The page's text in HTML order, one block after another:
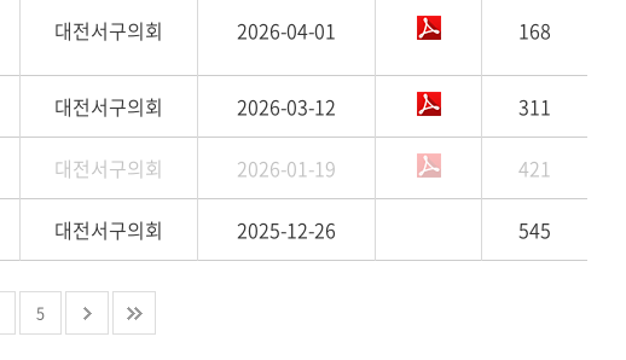
대전서구의회 2026-04-01 168
대전서구의회 2026-03-12 311
대전서구의회 2026-01-19 421
대전서구의회 2025-12-26 545
5